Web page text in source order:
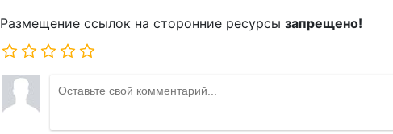
Размещение ссылок на сторонние ресурсы запрещено!